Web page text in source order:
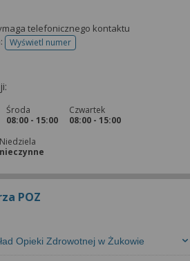
telefonicznego kontaktu
Wyświetl numertelefonu do rejestracji
Środa
08:00 - 15:00
Czwartek
08:00 - 15:00
Niedziela
nieczynne
POZ
Opieki Zdrowotnej w Żukowie